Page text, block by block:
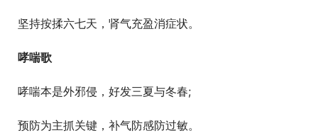
  坚持按揉六七天，肾气充盈消症状。
哮喘歌
  哮喘本是外邪侵，好发三夏与冬春;
  预防为主抓关键，补气防感防过敏。